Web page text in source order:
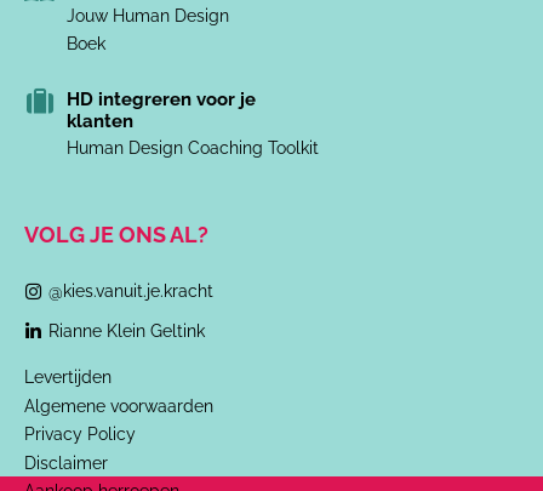
Jouw Human Design
Boek
HD integreren voor je
klanten
Human Design Coaching Toolkit
VOLG JE ONS AL?
@kies.vanuit.je.kracht
Rianne Klein Geltink
Levertijden
Algemene voorwaarden
Privacy Policy
Disclaimer